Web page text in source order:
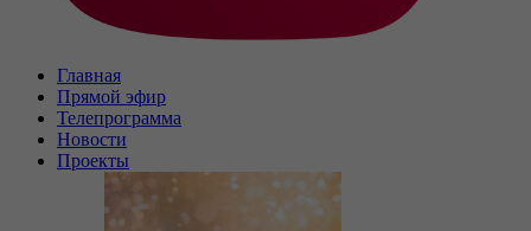
Главная
Прямой эфир
Телепрограмма
Новости
Проекты